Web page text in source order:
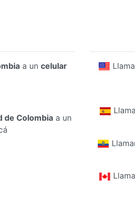
a un celular
de Colombiaa un